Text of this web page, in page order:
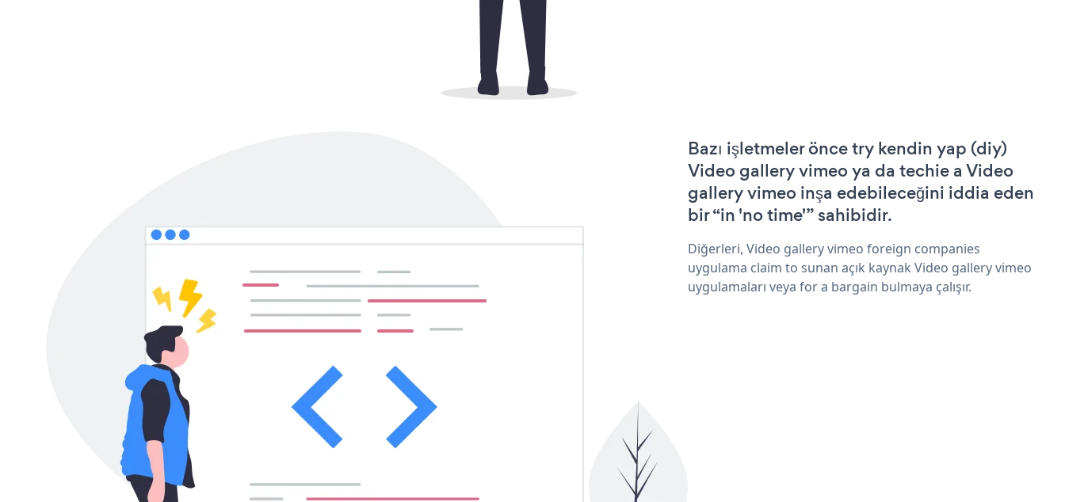
Bazı işletmeler önce try kendin yap (diy)
Video gallery vimeo ya da techie a Video
gallery vimeo inşa edebileceğini iddia eden
bir “in 'no time'” sahibidir.
Diğerleri, Video gallery vimeo foreign companies
uygulama claim to sunan açık kaynak Video gallery vimeo
uygulamaları veya for a bargain bulmaya çalışır.